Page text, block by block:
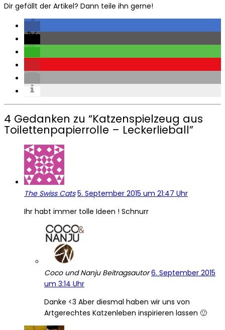
Dir gefällt der Artikel? Dann teile ihn gerne!
4 Gedanken zu “Katzenspielzeug aus
Toilettenpapierrolle – Leckerlieball”
The Swiss Cats 5. September 2015 um 21:47 Uhr
Ihr habt immer tolle Ideen ! Schnurr
Coco und Nanju Beitragsautor 6. September 2015
um 3:14 Uhr
Danke <3 Aber diesmal haben wir uns von
Artgerechtes Katzenleben inspirieren lassen 🙂